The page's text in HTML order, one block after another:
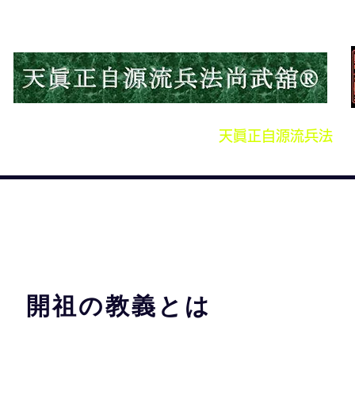
天眞正自源流兵法
開祖の教義とは